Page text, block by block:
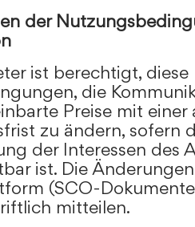
der
ist berechtigt, diese
die
Preise mit einer
zu ändern, sofern
der Interessen des
ist. Die
(SCO-
mitteilen.